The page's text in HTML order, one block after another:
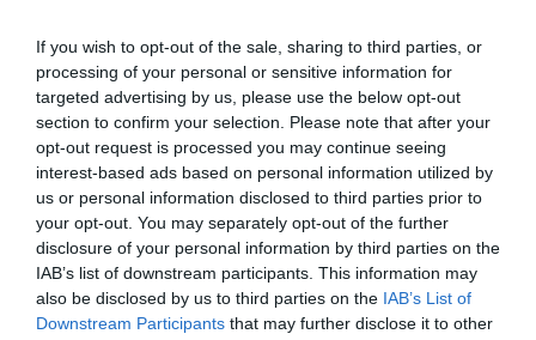
If you wish to opt-out of the sale, sharing to third parties, or
processing of your personal or sensitive information for
targeted advertising by us, please use the below opt-out
section to confirm your selection. Please note that after your
opt-out request is processed you may continue seeing
interest-based ads based on personal information utilized by
us or personal information disclosed to third parties prior to
your opt-out. You may separately opt-out of the further
disclosure of your personal information by third parties on the
IAB’s list of downstream participants. This information may
also be disclosed by us to third parties on the IAB’s List of
Downstream Participants that may further disclose it to other
Ολοκλήρωση εργασιών στο συνέδριο
για τη Μικρασιατική καταστροφή
Ολοκληρώθηκαν οι εργασίες του Διεθνούς
Συνεδρίου «Η εποχή της καταστροφής και το τέλος
της συνύπαρξης: απελάσεις, εκτοπισμοί και...